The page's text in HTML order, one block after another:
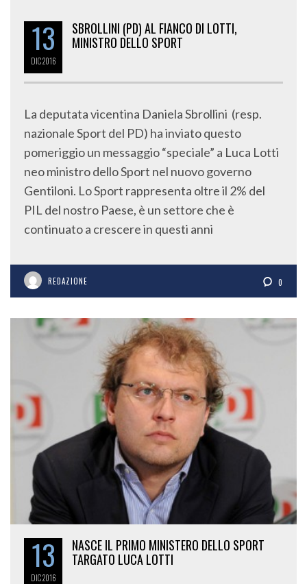
13
DIC2016
SBROLLINI (PD) AL FIANCO DI LOTTI,
MINISTRO DELLO SPORT
La deputata vicentina Daniela Sbrollini (resp.
nazionale Sport del PD) ha inviato questo
pomeriggio un messaggio “speciale” a Luca Lotti
neo ministro dello Sport nel nuovo governo
Gentiloni. Lo Sport rappresenta oltre il 2% del
PIL del nostro Paese, è un settore che è
continuato a crescere in questi anni
REDAZIONE 0
13
DIC2016
NASCE IL PRIMO MINISTERO DELLO SPORT
TARGATO LUCA LOTTI